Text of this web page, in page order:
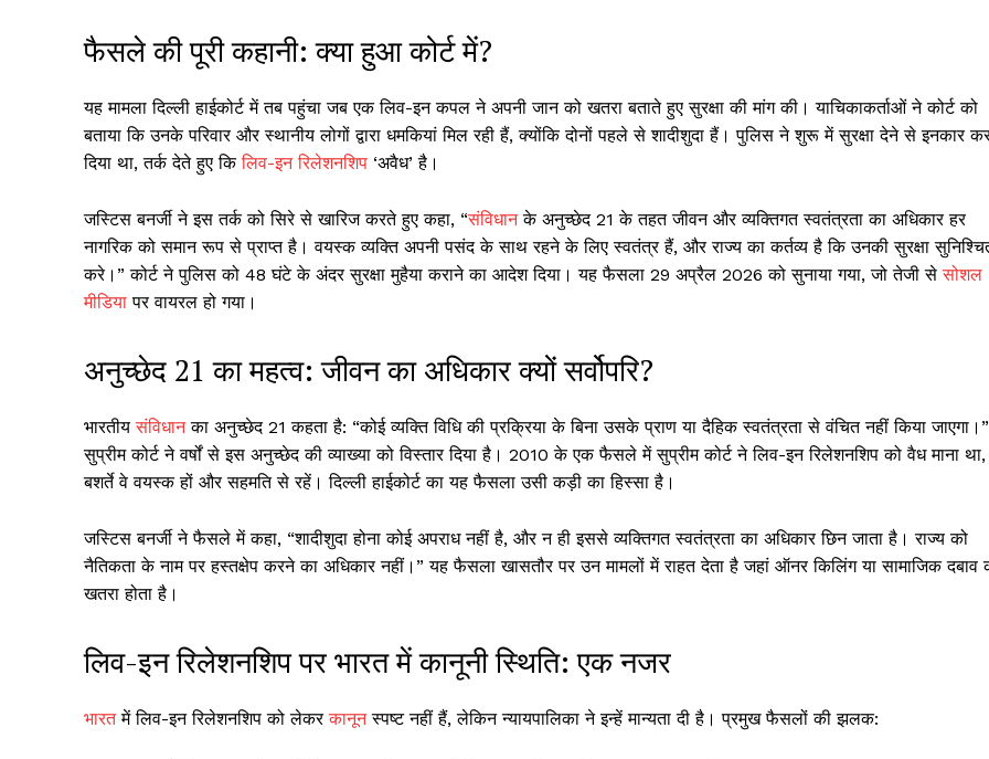
फैसले की पूरी कहानी: क्या हुआ कोर्ट में?
यह मामला दिल्ली हाईकोर्ट में तब पहुंचा जब एक लिव-इन कपल ने अपनी जान को खतरा बताते हुए सुरक्षा की मांग की। याचिकाकर्ताओं ने कोर्ट को
बताया कि उनके परिवार और स्थानीय लोगों द्वारा धमकियां मिल रही हैं, क्योंकि दोनों पहले से शादीशुदा हैं। पुलिस ने शुरू में सुरक्षा देने से इनकार
दिया था, तर्क देते हुए किलिव-इन रिलेशनशिप ‘अवैध’ है।
जस्टिस बनर्जी ने इस तर्क को सिरे से खारिज करते हुए कहा, “संविधानके अनुच्छेद 21 के तहत जीवन और व्यक्तिगत स्वतंत्रता का अधिकार हर
नागरिक को समान रूप से प्राप्त है। वयस्क व्यक्ति अपनी पसंद के साथ रहने के लिए स्वतंत्र हैं, और राज्य का कर्तव्य है कि उनकी सुरक्षा
करे।” कोर्ट ने पुलिस को 48 घंटे के अंदर सुरक्षा मुहैया कराने का आदेश दिया। यह फैसला 29 अप्रैल 2026 को सुनाया गया, जो तेजी सेसोशल
मीडिया पर वायरल हो गया।
अनुच्छेद 21 का महत्व: जीवन का अधिकार क्यों सर्वोपरि?
भारतीयसंविधानका अनुच्छेद 21 कहता है: “कोई व्यक्ति विधि की प्रक्रिया के बिना उसके प्राण या दैहिक स्वतंत्रता से वंचित नहीं किया जाएगा।”
सुप्रीम कोर्ट ने वर्षों से इस अनुच्छेद की व्याख्या को विस्तार दिया है। 2010 के एक फैसले में सुप्रीम कोर्ट ने लिव-इन रिलेशनशिप को वैध माना था,
बशर्ते वे वयस्क हों और सहमति से रहें। दिल्ली हाईकोर्ट का यह फैसला उसी कड़ी का हिस्सा है।
जस्टिस बनर्जी ने फैसले में कहा, “शादीशुदा होना कोई अपराध नहीं है, और न ही इससे व्यक्तिगत स्वतंत्रता का अधिकार छिन जाता है। राज्य को
नैतिकता के नाम पर हस्तक्षेप करने का अधिकार नहीं।” यह फैसला खासतौर पर उन मामलों में राहत देता है जहां ऑनर किलिंग या सामाजिक दबाव
खतरा होता है।
लिव-इन रिलेशनशिप पर भारत में कानूनी स्थिति: एक नजर
भारतमें लिव-इन रिलेशनशिप को लेकरकानूनस्पष्ट नहीं हैं, लेकिन न्यायपालिका ने इन्हें मान्यता दी है। प्रमुख फैसलों की झलक: